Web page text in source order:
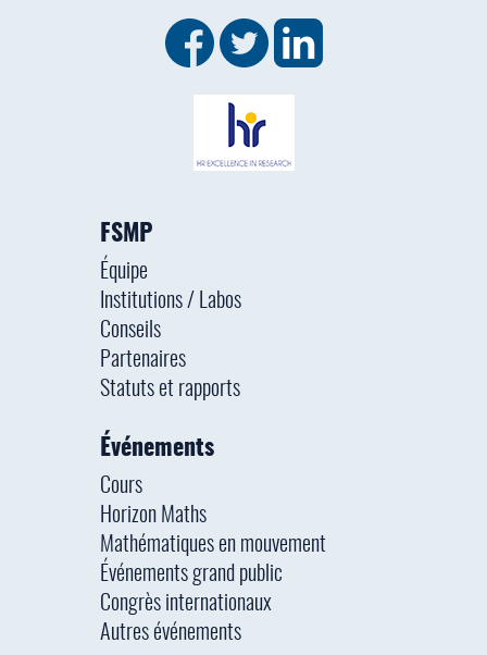
FSMP
Équipe
Institutions / Labos
Conseils
Partenaires
Statuts et rapports
Événements
Cours
Horizon Maths
Mathématiques en mouvement
Événements grand public
Congrès internationaux
Autres événements